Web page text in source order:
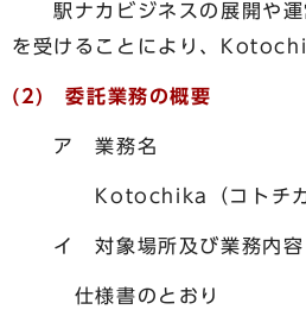
駅ナカビジネスの展開や運
を受けることにより、
(2) 委託業務の概要
ア 業務名
Kotochika（コトチカ）
イ 対象場所及び業務内容
仕様書のとおり